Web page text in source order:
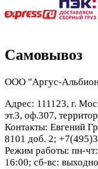
Самовывоз
ООО "Аргус-
Адрес: 111123, г.
эт.3, оф.307,
Контакты: Евгений
8101 доб. 2;
Режим работы: пн-
16:00; сб-вс: